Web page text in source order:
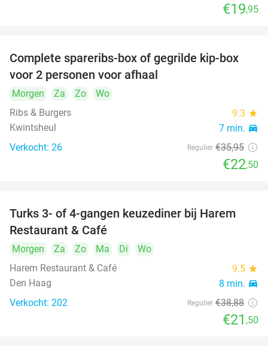
€19,95
37%
Complete spareribs-box of gegrilde kip-box
voor 2 personen voor afhaal
Morgen Za Zo
Wo
Ribs & Burgers
9.3 star
Kwintsheul 7 min. directions_car
Verkocht: 26 Regulier €35,95
€22,50
45%
Turks 3- of 4-gangen keuzediner bij Harem
Restaurant & Café
Morgen Za Zo Ma Di
Wo
Harem Restaurant & Café
9.5 star
Den Haag 8 min. directions_car
Verkocht: 202 Regulier €38,88
€21 ,50